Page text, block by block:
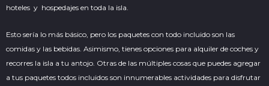
hoteles y hospedajes en toda la isla.
Esto sería lo más básico, pero los paquetes con todo incluido son las
comidas y las bebidas. Asimismo, tienes opciones para alquiler de coches y
recorres la isla a tu antojo. Otras de las múltiples cosas que puedes agregar
a tus paquetes todos incluidos son innumerables actividades para disfrutar